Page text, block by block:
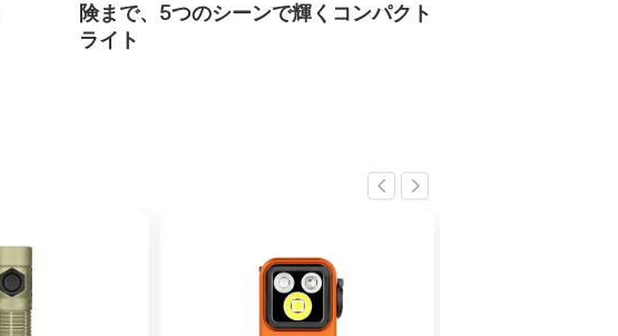
険まで、5つのシーンで輝くコンパクト
ライト